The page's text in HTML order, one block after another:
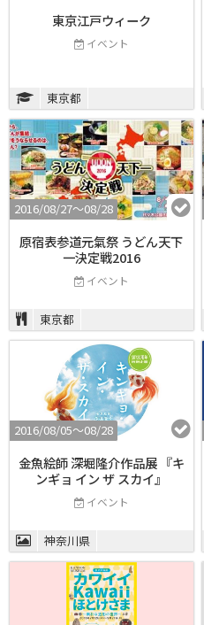
東京江戸ウィーク
イベント
東京都
2016/08/27〜08/28
原宿表参道元氣祭 うどん天下
一決定戦2016
イベント
東京都
2016/08/05〜08/28
金魚絵師 深堀隆介作品展 『キ
ンギョ イン ザ スカイ』
イベント
神奈川県